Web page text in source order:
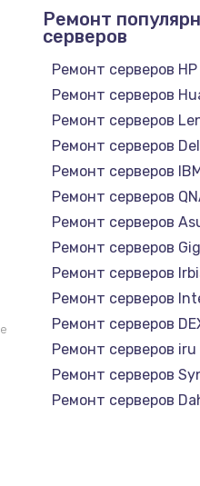
Ремонт
серверов
Ремонт серверов HP
Ремонт серверов
Ремонт серверов
Ремонт серверов
Ремонт серверов
Ремонт серверов
Ремонт серверов
Ремонт серверов
Ремонт серверов
Ремонт серверов
Ремонт серверов
Ремонт серверов iru
Ремонт серверов
Ремонт серверов